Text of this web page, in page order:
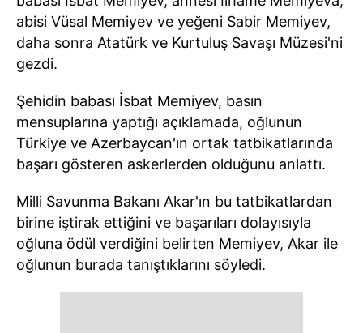
abisi Vüsal Memiyev ve yeğeni Sabir Memiyev,
daha sonra Atatürk ve Kurtuluş Savaşı Müzesi'ni
gezdi.
Şehidin babası İsbat Memiyev, basın
mensuplarına yaptığı açıklamada, oğlunun
Türkiye ve Azerbaycan'ın ortak tatbikatlarında
başarı gösteren askerlerden olduğunu anlattı.
Milli Savunma Bakanı Akar'ın bu tatbikatlardan
birine iştirak ettiğini ve başarıları dolayısıyla
oğluna ödül verdiğini belirten Memiyev, Akar ile
oğlunun burada tanıştıklarını söyledi.